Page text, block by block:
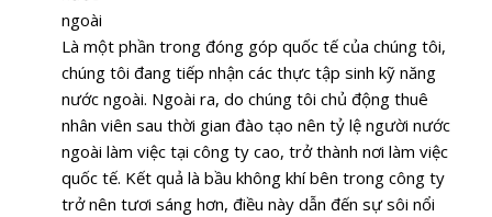
ngoài
Là một phần trong đóng góp quốc tế của chúng tôi,
chúng tôi đang tiếp nhận các thực tập sinh kỹ năng
nước ngoài. Ngoài ra, do chúng tôi chủ động thuê
nhân viên sau thời gian đào tạo nên tỷ lệ người nước
ngoài làm việc tại công ty cao, trở thành nơi làm việc
quốc tế. Kết quả là bầu không khí bên trong công ty
trở nên tươi sáng hơn, điều này dẫn đến sự sôi nổi